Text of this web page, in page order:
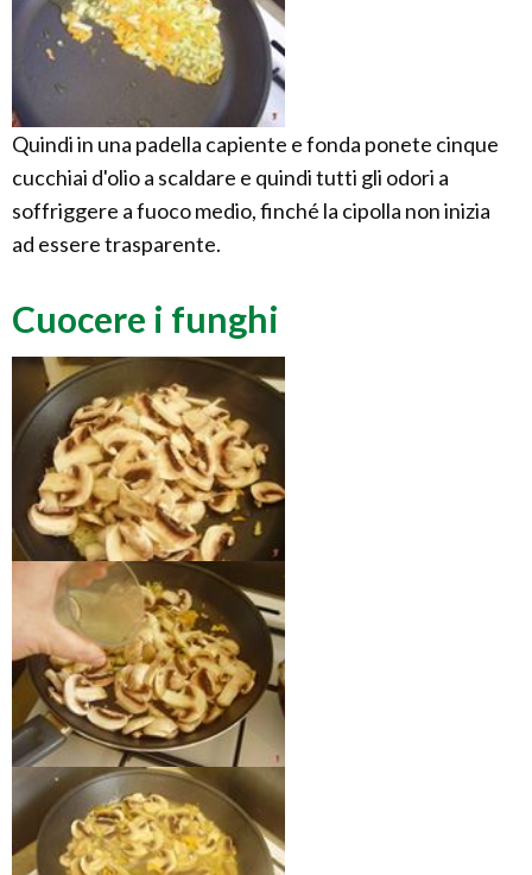
Quindi in una padella capiente e fonda ponete cinque
cucchiai d'olio a scaldare e quindi tutti gli odori a
soffriggere a fuoco medio, finché la cipolla non inizia
ad essere trasparente.
Cuocere i funghi